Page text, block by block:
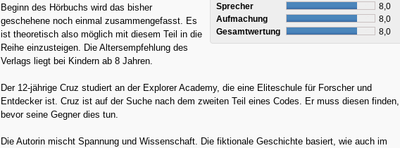
Sprecher
8,0
Aufmachung
8,0
Gesamtwertung
8,0
Beginn des Hörbuchs wird das bisher
geschehene noch einmal zusammengefasst. Es
ist theoretisch also möglich mit diesem Teil in die
Reihe einzusteigen. Die Altersempfehlung des
Verlags liegt bei Kindern ab 8 Jahren.
Der 12-jährige Cruz studiert an der Explorer Academy, die eine Eliteschule für Forscher und
Entdecker ist. Cruz ist auf der Suche nach dem zweiten Teil eines Codes. Er muss diesen finden,
bevor seine Gegner dies tun.
Die Autorin mischt Spannung und Wissenschaft. Die fiktionale Geschichte basiert, wie auch im